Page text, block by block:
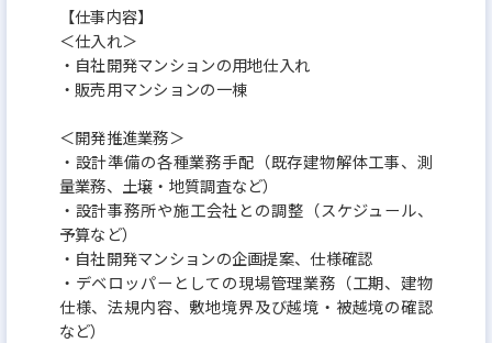
【仕事内容】
＜仕入れ＞
・自社開発マンションの用地仕入れ
・販売用マンションの一棟
＜開発推進業務＞
・設計準備の各種業務手配（既存建物解体工事、測
量業務、土壌・地質調査など）
・設計事務所や施工会社との調整（スケジュール、
予算など）
・自社開発マンションの企画提案、仕様確認
・デベロッパーとしての現場管理業務（工期、建物
仕様、法規内容、敷地境界及び越境・被越境の確認
など）